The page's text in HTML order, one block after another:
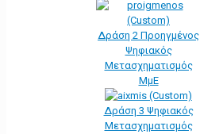
Δράση 2 Προηγμένος
Ψηφιακός
Μετασχηματισμός
ΜμΕ
Δράση 3 Ψηφιακός
Μετασχηματισμός